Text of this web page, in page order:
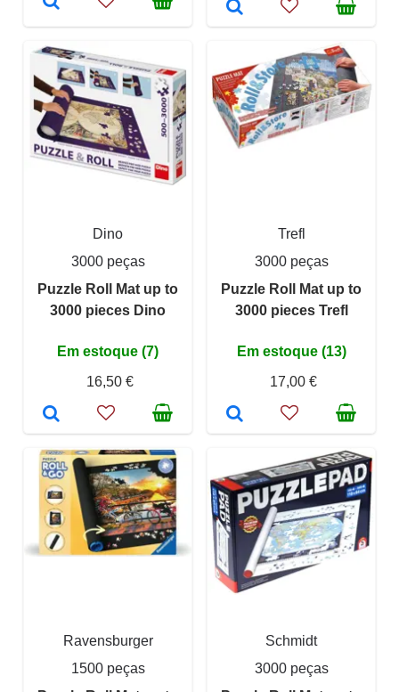
Dino
3000 peças
Puzzle Roll Mat up to
3000 pieces Dino
Em estoque (7)
16,50 €
Trefl
3000 peças
Puzzle Roll Mat up to
3000 pieces Trefl
Em estoque (13)
17,00 €
Ravensburger
1500 peças
Schmidt
3000 peças